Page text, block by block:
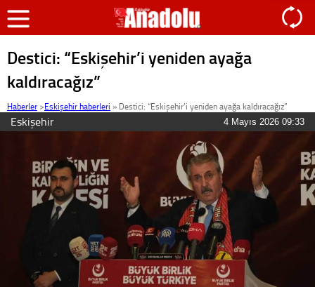
Destici: “Eskişehir’i yeniden ayağa
kaldıracağız”
Haberler >Eskişehir haberleri » Destici: “Eskişehir’i yeniden ayağa kaldıracağız”
Eskişehir 4 Mayıs 2026 09:33